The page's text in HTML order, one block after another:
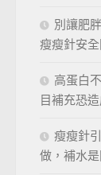
別讓肥
瘦瘦針安
高蛋白
目補充恐
瘦瘦針
做，補水